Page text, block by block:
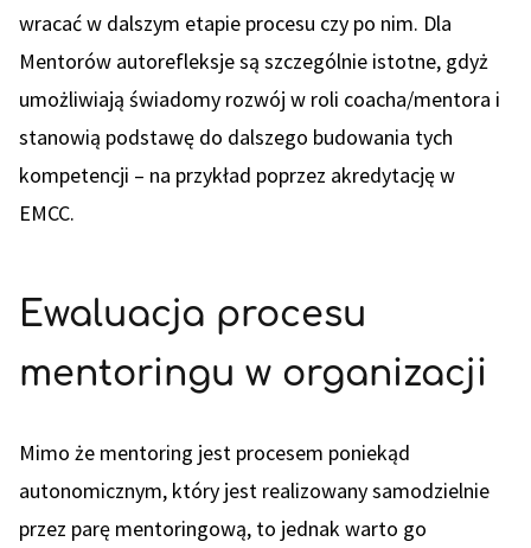
wracać w dalszym etapie procesu czy po nim. Dla
Mentorów autorefleksje są szczególnie istotne, gdyż
umożliwiają świadomy rozwój w roli coacha/mentora i
stanowią podstawę do dalszego budowania tych
kompetencji – na przykład poprzez akredytację w
EMCC.
Ewaluacja procesu
mentoringu w organizacji
Mimo że mentoring jest procesem poniekąd
autonomicznym, który jest realizowany samodzielnie
przez parę mentoringową, to jednak warto go